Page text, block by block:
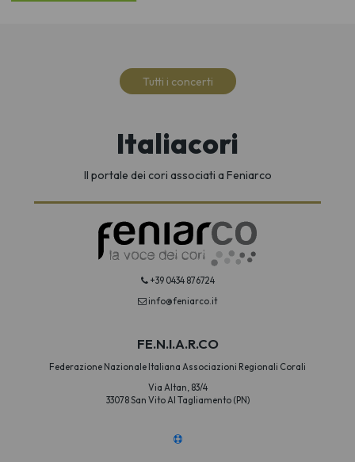
Tutti i concerti
Italiacori
Il portale dei cori associati a Feniarco
+39 0434 876724
info@feniarco.it
FE.N.I.A.R.CO
Federazione Nazionale Italiana Associazioni Regionali Corali
Via Altan, 83/4
33078 San Vito Al Tagliamento (PN)